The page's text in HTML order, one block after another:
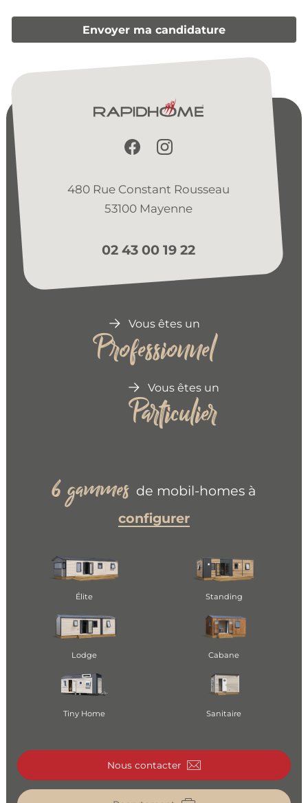
480 Rue Constant Rousseau
53100 Mayenne
02 43 00 19 22
Vous êtes un
Professionnel
Vous êtes un
Particulier
6 gammes de mobil-homes à
configurer
Élite Standing
Lodge Cabane
Tiny Home Sanitaire
Nous contacter